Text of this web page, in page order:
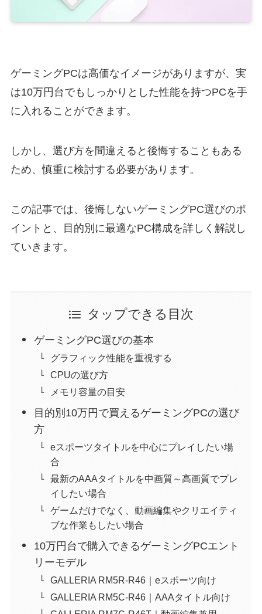
ゲーミングPCは高価なイメージがありますが、実
は10万円台でもしっかりとした性能を持つPCを手
に入れることができます。
しかし、選び方を間違えると後悔することもある
ため、慎重に検討する必要があります。
この記事では、後悔しないゲーミングPC選びのポ
イントと、目的別に最適なPC構成を詳しく解説し
ていきます。
タップできる目次
ゲーミングPC選びの基本
グラフィック性能を重視する
CPUの選び方
メモリ容量の目安
目的別10万円で買えるゲーミングPCの選び
方
eスポーツタイトルを中心にプレイしたい場
合
最新のAAAタイトルを中画質～高画質でプレ
イしたい場合
ゲームだけでなく、動画編集やクリエイティ
ブな作業もしたい場合
10万円台で購入できるゲーミングPCエント
リーモデル
GALLERIA RM5R-R46｜eスポーツ向け
GALLERIA RM5C-R46｜AAAタイトル向け